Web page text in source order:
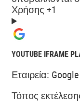
Χρήσης +1
YOUTUBE IFRAME
Εταιρεία:
Τόπος